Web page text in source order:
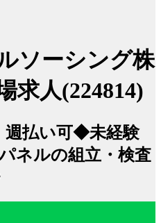
ソーシング株
求人(224814)
週払い可◆未経験
ネルの組立・検査